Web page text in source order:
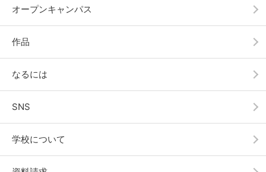
オープンキャンパス
作品
なるには
SNS
学校について